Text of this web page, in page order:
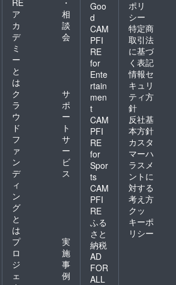
ア
カ
デ
ミ
ー
と
は
相
談
会
ク
ラ
ウ
ド
フ
ァ
ン
デ
ィ
ン
グ
と
は
サ
ポ
ー
ト
サ
ー
ビ
ス
プ
ロ
ジ
ェ
実
施
事
例
Goo
d
CAM
PFI
RE
for
Ente
rtain
men
t
CAM
PFI
RE
for
Spor
ts
CAM
PFI
RE
ふる
さと
納税
AD
FOR
ALL
ポリ
シー
特定商
取引法
に基づ
く表記
情報セ
キュリ
ティ方
針
反社基
本方針
カスタ
マーハ
ラスメ
ントに
対する
考え方
クッ
キーポ
リシー